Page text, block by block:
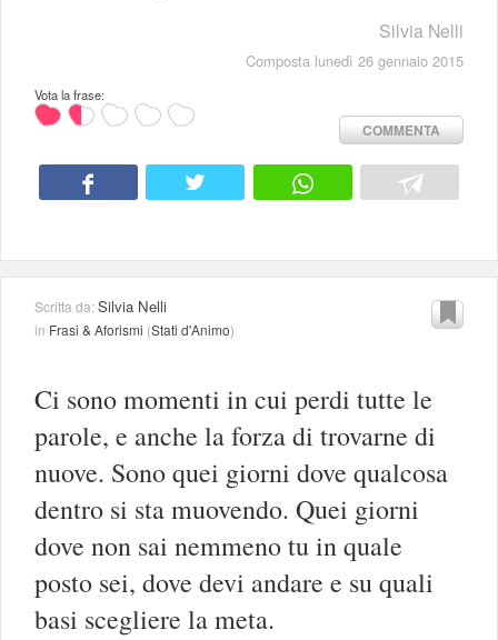
Silvia Nelli
Composta lunedì 26 gennaio 2015
Vota la frase:
COMMENTA
Scritta da:Silvia Nelli
in Frasi & Aforismi (Stati d'Animo)
Ci sono momenti in cui perdi tutte le
parole, e anche la forza di trovarne di
nuove. Sono quei giorni dove qualcosa
dentro si sta muovendo. Quei giorni
dove non sai nemmeno tu in quale
posto sei, dove devi andare e su quali
basi scegliere la meta.